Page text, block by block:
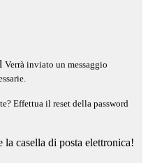
Verrà inviato un messaggio
Effettua il reset della password
casella di posta elettronica!